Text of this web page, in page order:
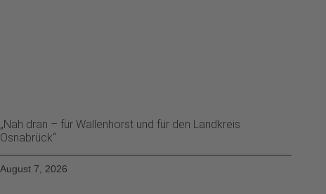
„Nah dran – für Wallenhorst und für den Landkreis
Osnabrück“
August 7, 2026